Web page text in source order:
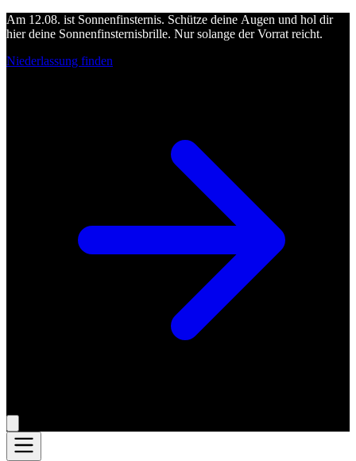
Am 12.08. ist Sonnenfinsternis. Schütze deine Augen und hol dir
hier deine Sonnenfinsternisbrille. Nur solange der Vorrat reicht.
Niederlassung finden